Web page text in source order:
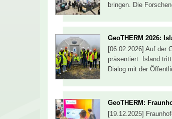
bringen. Die
GeoTHERM 2026:
[06.02.2026] Auf der
präsentiert. Island
Dialog mit der
GeoTHERM:
[19.12.2025]